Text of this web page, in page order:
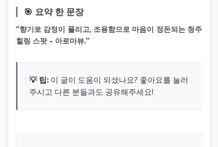
🎯 요약 한 문장
“향기로 감정이 풀리고, 조용함으로 마음이 정돈되는 청주
힐링 스팟 – 아로마뷰.”
💡 팁: 이 글이 도움이 되셨나요? 좋아요를 눌러
주시고 다른 분들과도 공유해주세요!